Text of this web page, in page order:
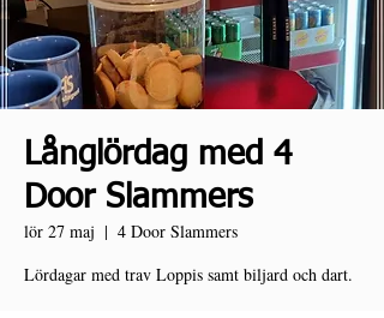
Långlördag med 4
Door Slammers
lör 27 maj
  |
4 Door Slammers
Lördagar med trav Loppis samt biljard och dart.